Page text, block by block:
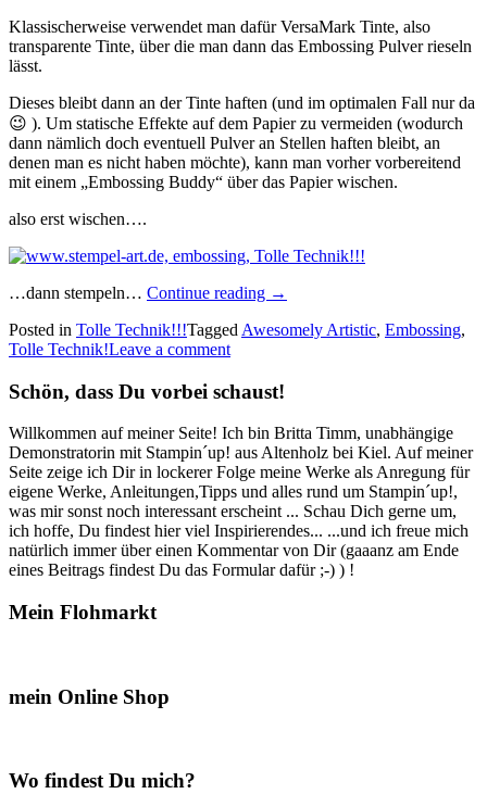
Klassischerweise verwendet man dafür VersaMark Tinte, also
transparente Tinte, über die man dann das Embossing Pulver rieseln
lässt.
Dieses bleibt dann an der Tinte haften (und im optimalen Fall nur da
😉 ). Um statische Effekte auf dem Papier zu vermeiden (wodurch
dann nämlich doch eventuell Pulver an Stellen haften bleibt, an
denen man es nicht haben möchte), kann man vorher vorbereitend
mit einem „Embossing Buddy“ über das Papier wischen.
also erst wischen….
…dann stempeln… Continue reading „Tolle
–
→
Posted in Tolle Technik!!!Tagged Awesomely Artistic, Embossing,
Tolle Technik!Leave a comment
Schön, dass Du vorbei schaust!
Willkommen auf meiner Seite! Ich bin Britta Timm, unabhängige
Demonstratorin mit Stampin´up! aus Altenholz bei Kiel. Auf meiner
Seite zeige ich Dir in lockerer Folge meine Werke als Anregung für
eigene Werke, Anleitungen,Tipps und alles rund um Stampin´up!,
was mir sonst noch interessant erscheint ... Schau Dich gerne um,
ich hoffe, Du findest hier viel Inspirierendes... ...und ich freue mich
natürlich immer über einen Kommentar von Dir (gaaanz am Ende
eines Beitrags findest Du das Formular dafür ;-) ) !
Mein Flohmarkt
mein Online Shop
Wo findest Du mich?